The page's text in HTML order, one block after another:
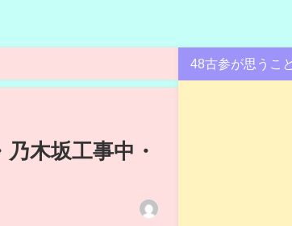
木坂工事中・
48古参が思うこと